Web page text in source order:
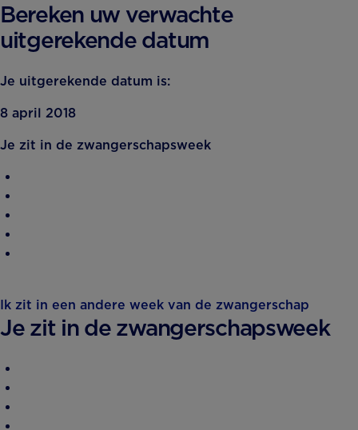
Bereken uw verwachte
uitgerekende datum
Je uitgerekende datum is:
8 april 2018
Je zit in de zwangerschapsweek
Ik zit in een andere week van de zwangerschap
Je zit in de zwangerschapsweek